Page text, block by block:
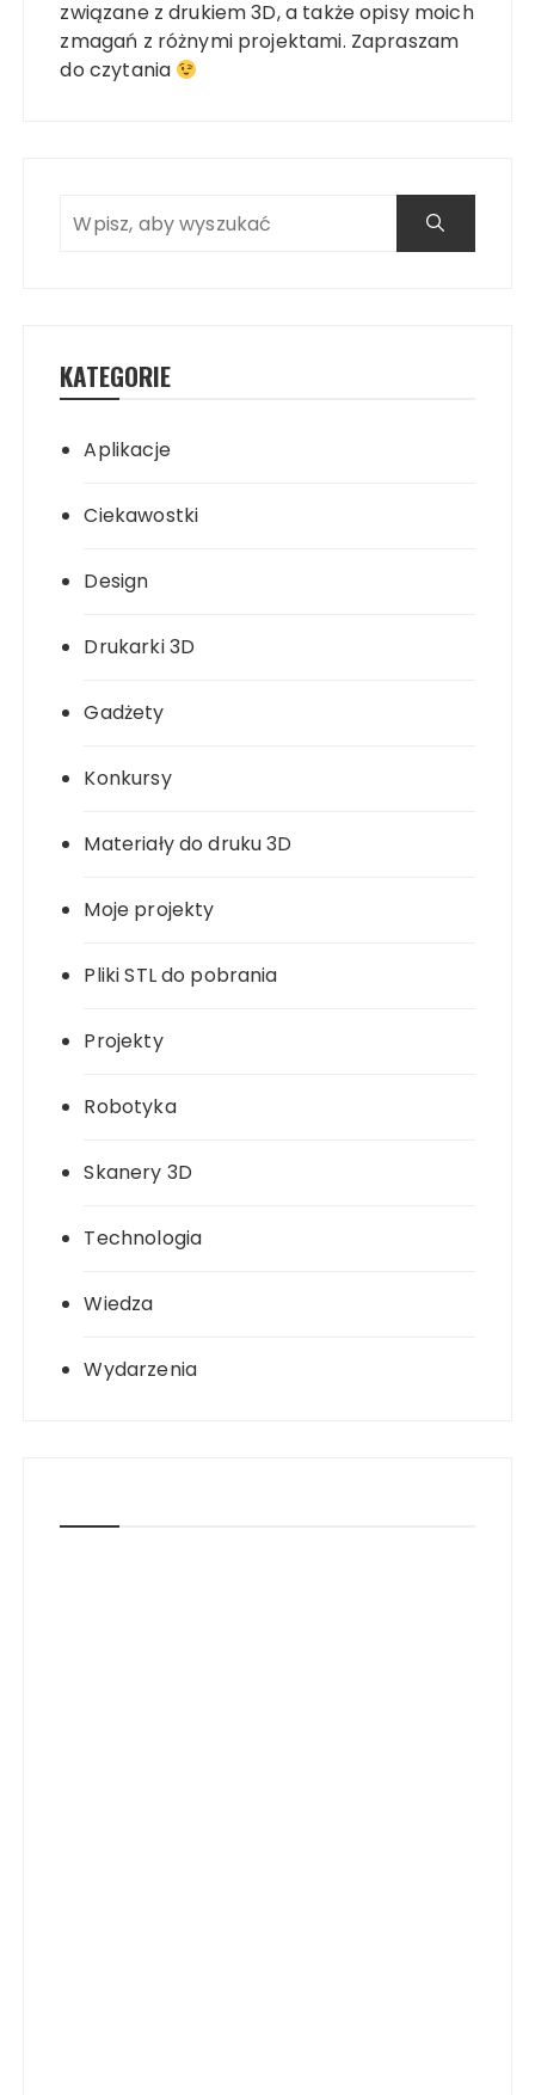
związane z drukiem 3D, a także opisy moich
zmagań z różnymi projektami. Zapraszam
do czytania
KATEGORIE
Aplikacje
Ciekawostki
Design
Drukarki 3D
Gadżety
Konkursy
Materiały do druku 3D
Moje projekty
Pliki STL do pobrania
Projekty
Robotyka
Skanery 3D
Technologia
Wiedza
Wydarzenia